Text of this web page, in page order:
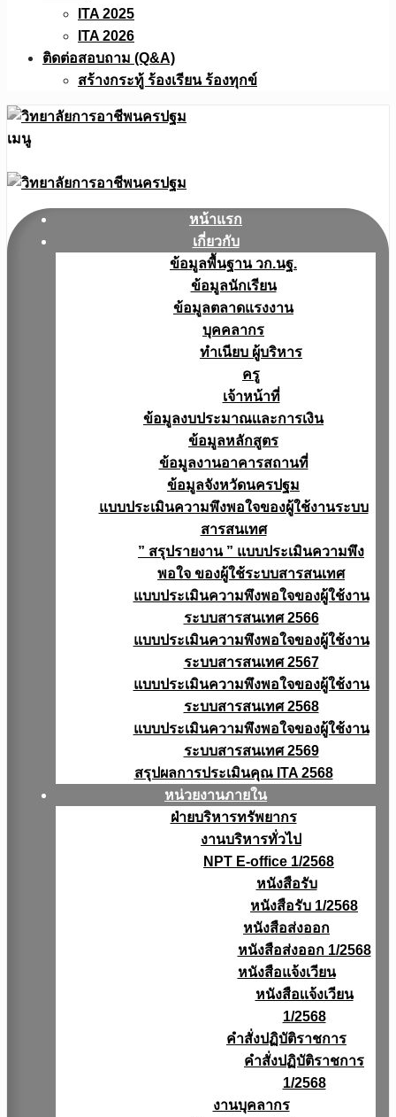
ITA 2025
ITA 2026
ติดต่อสอบถาม (Q&A)
สร้างกระทู้ ร้องเรียน ร้องทุกข์
เมนู
หน้าแรก
เกี่ยวกับ
ข้อมูลพื้นฐาน วก.นฐ.
ข้อมูลนักเรียน
ข้อมูลตลาดแรงงาน
บุคคลากร
ทำเนียบ ผู้บริหาร
ครู
เจ้าหน้าที่
ข้อมูลงบประมาณเเละการเงิน
ข้อมูลหลักสูตร
ข้อมูลงานอาคารสถานที่
ข้อมูลจังหวัดนครปฐม
แบบประเมินความพึงพอใจของผู้ใช้งานระบบ
สารสนเทศ
” สรุปรายงาน ” แบบประเมินความพึง
พอใจ ของผู้ใช้ระบบสารสนเทศ
แบบประเมินความพึงพอใจของผู้ใช้งาน
ระบบสารสนเทศ 2566
แบบประเมินความพึงพอใจของผู้ใช้งาน
ระบบสารสนเทศ 2567
แบบประเมินความพึงพอใจของผู้ใช้งาน
ระบบสารสนเทศ 2568
แบบประเมินความพึงพอใจของผู้ใช้งาน
ระบบสารสนเทศ 2569
สรุปผลการประเมินคุณ ITA 2568
หน่วยงานภายใน
ฝ่ายบริหารทรัพยากร
งานบริหารทั่วไป
NPT E-office 1/2568
หนังสือรับ
หนังสือรับ 1/2568
หนังสือส่งออก
หนังสือส่งออก 1/2568
หนังสือแจ้งเวียน
หนังสือเเจ้งเวียน
1/2568
คำสั่งปฏิบัติราชการ
คำสั่งปฏิบัติราชการ
1/2568
งานบุคลากร